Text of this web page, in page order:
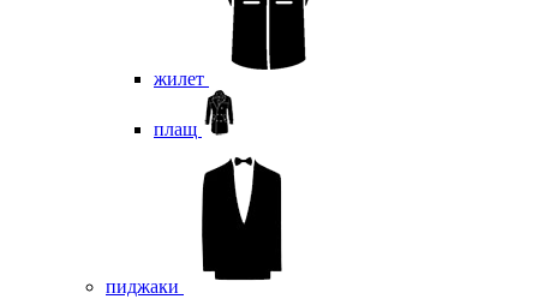
жилет
плащ
пиджаки